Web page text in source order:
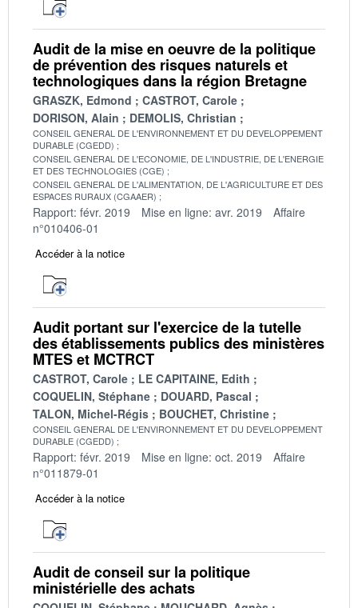
Audit de la mise en oeuvre de la politique
de prévention des risques naturels et
technologiques dans la région Bretagne
GRASZK, Edmond
CASTROT, Carole
DORISON, Alain
DEMOLIS, Christian
CONSEIL GENERAL DE L'ENVIRONNEMENT ET DU DEVELOPPEMENT
DURABLE (CGEDD)
CONSEIL GENERAL DE L'ECONOMIE, DE L'INDUSTRIE, DE L'ENERGIE
ET DES TECHNOLOGIES (CGE)
CONSEIL GENERAL DE L'ALIMENTATION, DE L'AGRICULTURE ET DES
ESPACES RURAUX (CGAAER)
Rapport: févr. 2019 Mise en ligne: avr. 2019
Affaire
n°010406-01
Accéder à la notice
Audit portant sur l'exercice de la tutelle
des établissements publics des ministères
MTES et MCTRCT
CASTROT, Carole
LE CAPITAINE, Edith
COQUELIN, Stéphane
DOUARD, Pascal
TALON, Michel-Régis
BOUCHET, Christine
CONSEIL GENERAL DE L'ENVIRONNEMENT ET DU DEVELOPPEMENT
DURABLE (CGEDD)
Rapport: févr. 2019 Mise en ligne: oct. 2019
Affaire
n°011879-01
Accéder à la notice
Audit de conseil sur la politique
ministérielle des achats